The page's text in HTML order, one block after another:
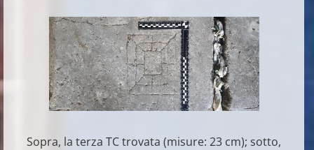
Sopra, la terza TC trovata (misure: 23 cm); sotto,